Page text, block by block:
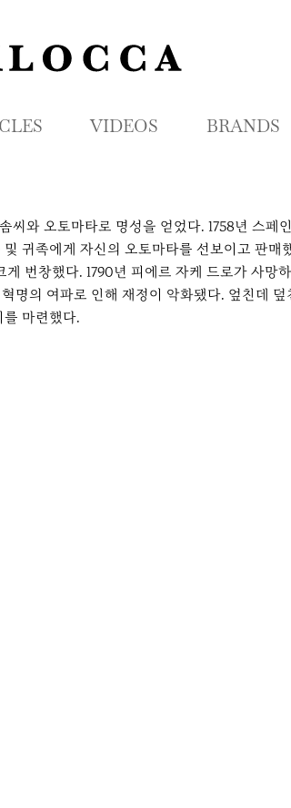
VIDEOS BRANDS
와 오토마타로 명성을 얻었다. 1758년 스
귀족에게 자신의 오토마타를 선보이고 판
번창했다. 1790년 피에르 자케 드로가 사망
의 여파로 인해 재정이 악화됐다. 엎친데
마련했다.